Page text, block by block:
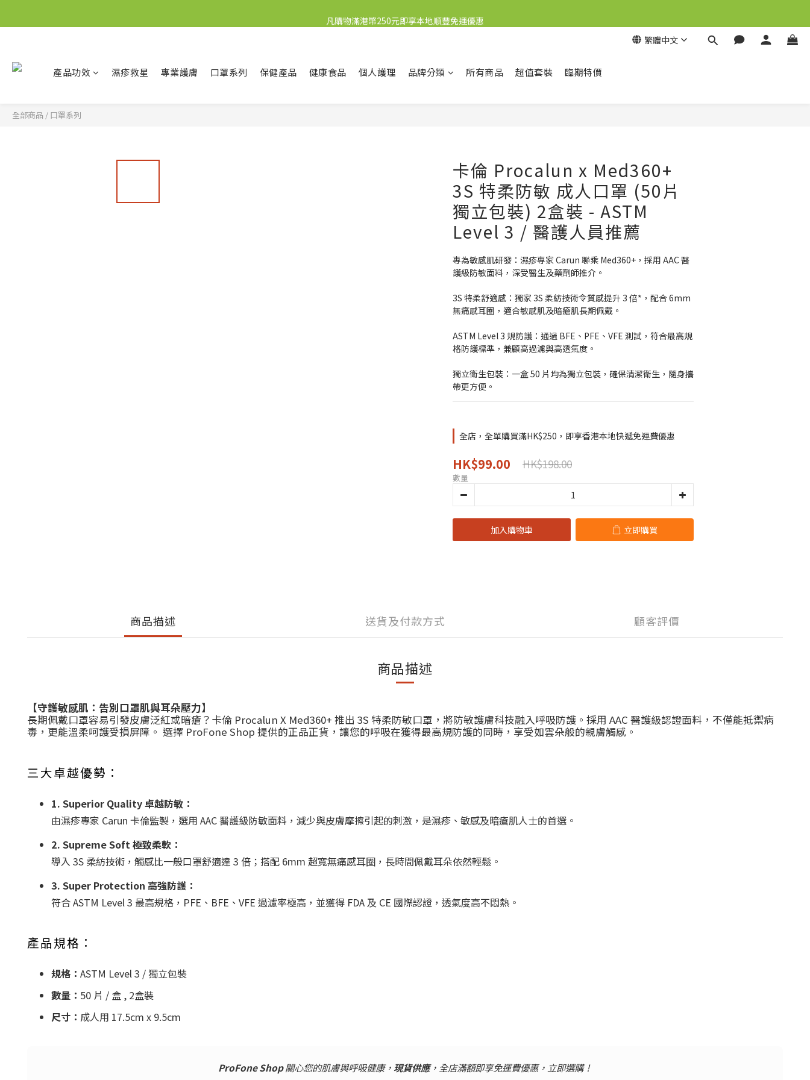
繁體中文
產品功效 濕疹救星 專業護膚 口罩系列 保健產品 健康食品 個人護理 品牌分類 所有商品 超值套裝 臨期特價
全部商品 / 口罩系列
卡倫 Procalun x Med360+
3S 特柔防敏 成人口罩 (50片
獨立包裝) 2盒裝 - ASTM
Level 3 / 醫護人員推薦
專為敏感肌研發：濕疹專家 Carun 聯乘 Med360+，採用 AAC 醫
護級防敏面料，深受醫生及藥劑師推介。
3S 特柔舒適感：獨家 3S 柔紡技術令質感提升 3 倍*，配合 6mm
無痛感耳圈，適合敏感肌及暗瘡肌長期佩戴。
ASTM Level 3 規防護：通過 BFE、PFE、VFE 測試，符合最高規
格防護標準，兼顧高過濾與高透氣度。
獨立衛生包裝：一盒 50 片均為獨立包裝，確保清潔衛生，隨身攜
帶更方便。
全店，全單購買滿HK$250，即享香港本地快遞免運費優惠
HK$99.00 HK$198.00
數量
加入購物車 立即購買
商品描述 送貨及付款方式 顧客評價
商品描述
【守護敏感肌：告別口罩肌與耳朵壓力】
長期佩戴口罩容易引發皮膚泛紅或暗瘡？卡倫 Procalun X Med360+ 推出 3S 特柔防敏口罩，將防敏護膚科技融入呼吸防護。採用 AAC 醫護級認證面料，不僅能抵禦病
毒，更能溫柔呵護受損屏障。 選擇 ProFone Shop 提供的正品正貨，讓您的呼吸在獲得最高規防護的同時，享受如雲朵般的親膚觸感。
三大卓越優勢：
1. Superior Quality 卓越防敏：
由濕疹專家 Carun 卡倫監製，選用 AAC 醫護級防敏面料，減少與皮膚摩擦引起的刺激，是濕疹、敏感及暗瘡肌人士的首選。
2. Supreme Soft 極致柔軟：
導入 3S 柔紡技術，觸感比一般口罩舒適達 3 倍；搭配 6mm 超寬無痛感耳圈，長時間佩戴耳朵依然輕鬆。
3. Super Protection 高強防護：
符合 ASTM Level 3 最高規格，PFE、BFE、VFE 過濾率極高，並獲得 FDA 及 CE 國際認證，透氣度高不悶熱。
產品規格：
規格： ASTM Level 3 / 獨立包裝
數量： 50 片 / 盒 , 2盒裝
尺寸： 成人用 17.5cm x 9.5cm
ProFone Shop關心您的肌膚與呼吸健康， 現貨供應，全店滿額即享免運費優惠，立即選購！